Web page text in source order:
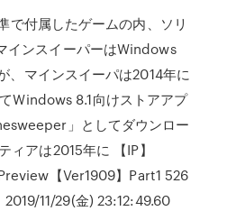
で付属したゲームの内、ソリ
インスイーパーはWindows
、マインスイーパは2014年に
Windows 8.1向けストアアプ
」としてダウンロー
ィアは2015年に 【IP】
【Ver1909】Part1 526
2019/11/29(金) 23:12:49.60